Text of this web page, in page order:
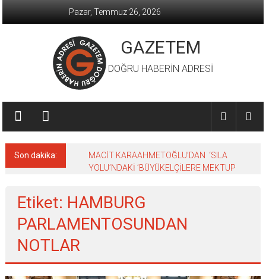
Pazar, Temmuz 26, 2026
GAZETEM
DOĞRU HABERİN ADRESİ
Son dakika:
MACİT KARAAHMETOĞLU’DAN ‘SILA
YOLU’NDAKİ ’BÜYÜKELÇİLERE MEKTUP
Etiket: HAMBURG
PARLAMENTOSUNDAN
NOTLAR